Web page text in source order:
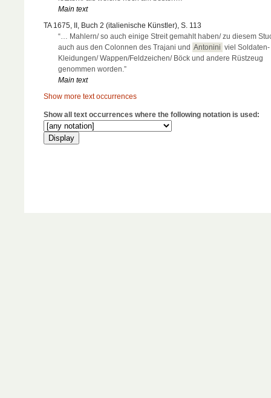
Main text
TA 1675, II, Buch 2 (italienische Künstler), S. 113
“… Mahlern/ so auch einige Streit gemahlt haben/ zu diesem
auch aus den Colonnen des Trajani und Antonini viel Soldaten-
Kleidungen/ Wappen/Feldzeichen/ Böck und andere Rüstzeug
genommen worden.”
Main text
Show more text occurrences
Show all text occurrences where the following notation is used: